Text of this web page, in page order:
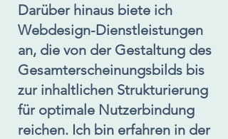
Darüber hinaus biete ich
Webdesign-Dienstleistungen
an, die von der Gestaltung des
Gesamterscheinungsbilds bis
zur inhaltlichen Strukturierung
für optimale Nutzerbindung
reichen. Ich bin erfahren in der